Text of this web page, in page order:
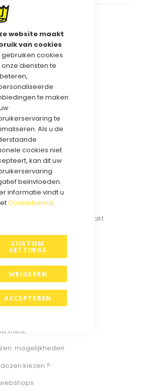
website maakt
van cookies
gebruiken cookies
diensten te
te maken
te
Als u de
cookies niet
kan dit uw
beïnvloeden.
informatie vindt u
Cookiebeleid.
ACCEPTEREN
CUSTOM
SETTINGS
WEIGEREN
cadeaulinten wordt gemaakt
bedrukte draagtassen
?
zijn er ?
merk
mogelijkheden
kiezen ?